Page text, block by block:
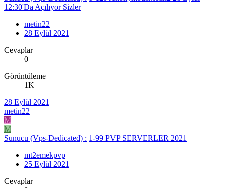
12:30'Da Açılıyor Sizler
metin22
28 Eylül 2021
Cevaplar
0
Görüntüleme
1K
28 Eylül 2021
metin22
M
M
Sunucu (Vps-Dedicated) : 1-99 PVP SERVERLER 2021
mt2emekpvp
25 Eylül 2021
Cevaplar